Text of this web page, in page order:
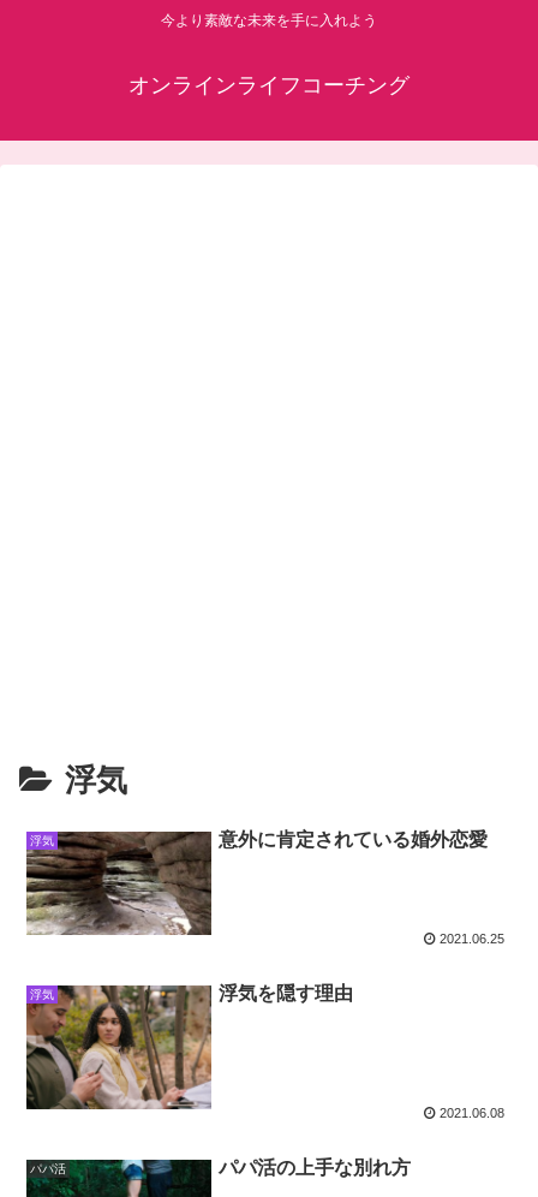
今より素敵な未来を手に入れよう
オンラインライフコーチング
浮気
浮気 意外に肯定されている婚外恋愛
2021.06.25
浮気 浮気を隠す理由
2021.06.08
パパ活 パパ活の上手な別れ方